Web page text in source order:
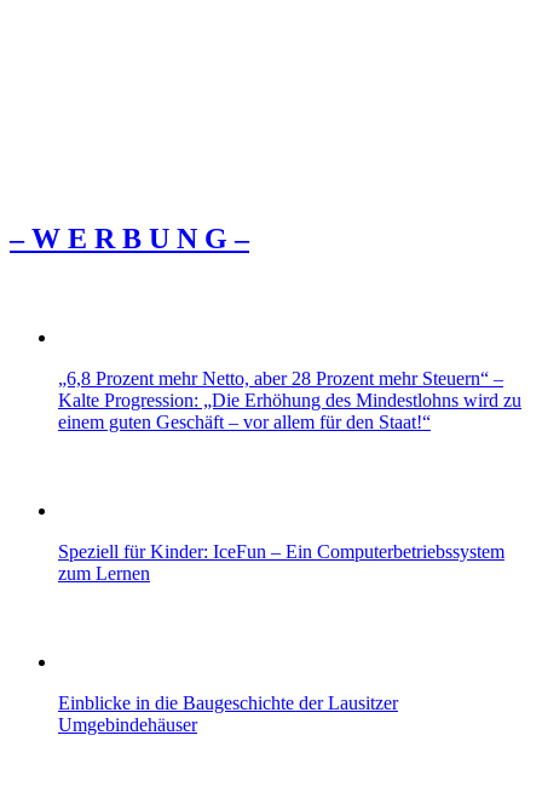
– W Ε R Β U Ν G –
„6,8 Prozent mehr Netto, aber 28 Prozent mehr Steuern“ –
Kalte Progression: „Die Erhöhung des Mindestlohns wird zu
einem guten Geschäft – vor allem für den Staat!“
Speziell für Kinder: IceFun – Ein Computerbetriebssystem
zum Lernen
Einblicke in die Baugeschichte der Lausitzer
Umgebindehäuser